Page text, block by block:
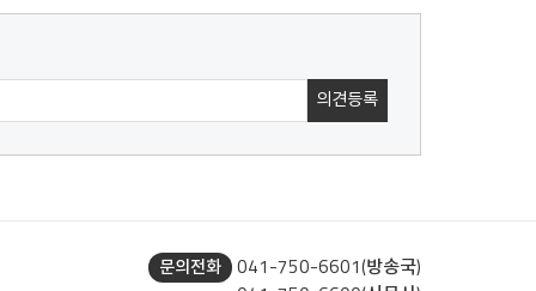
문의전화
041-750-6601(방송국)